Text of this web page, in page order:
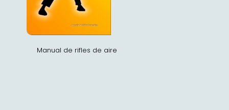
Manual de rifles de aire